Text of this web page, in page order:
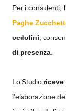
Per i consulenti,
Paghe Zucchetti
cedolini,
di presenza.
Lo Studio riceve
l’elaborazione